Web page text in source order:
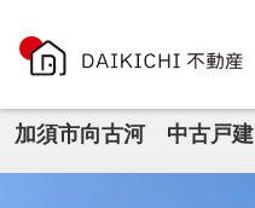
加須市向古河 中古戸建